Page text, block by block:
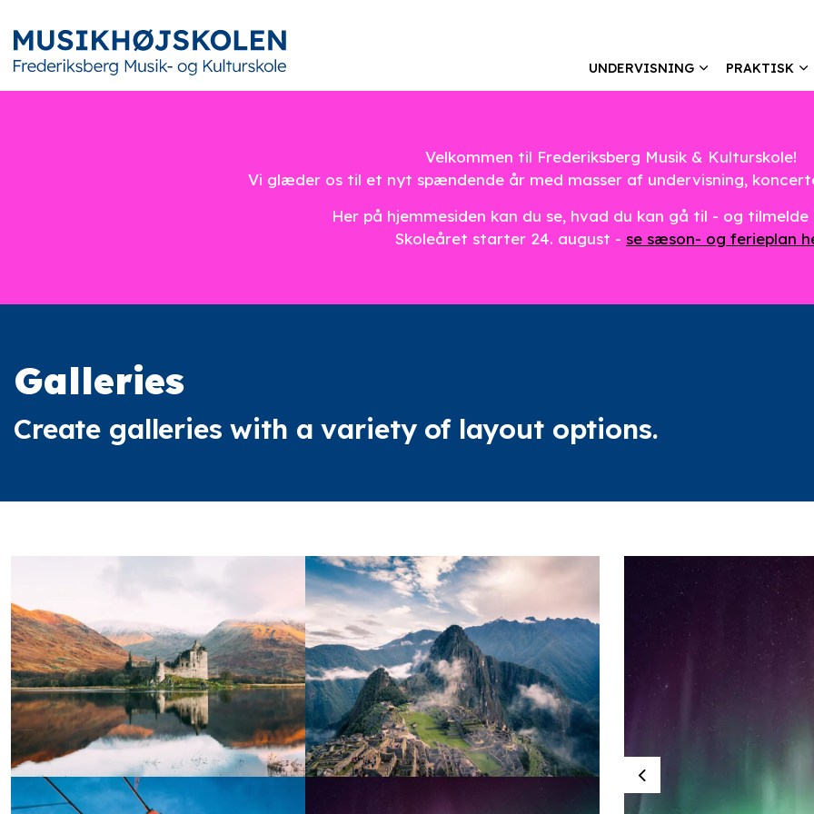
UNDERVISNING PRAKTISK
Velkommen til Frederiksberg Musik & Kulturskole!
Vi glæder os til et nyt spændende år med masser af undervisning,
Her på hjemmesiden kan du se, hvad du kan gå til - og tilmelde
Skoleåret starter 24. august - se sæson- og ferieplan
Galleries
Create galleries with a variety of layout options.
Previous